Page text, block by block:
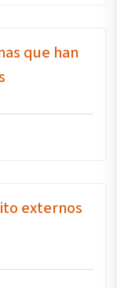
que han
externos